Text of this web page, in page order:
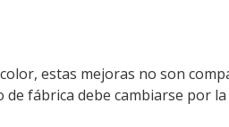
estas mejoras no son
de fábrica debe cambiarse por